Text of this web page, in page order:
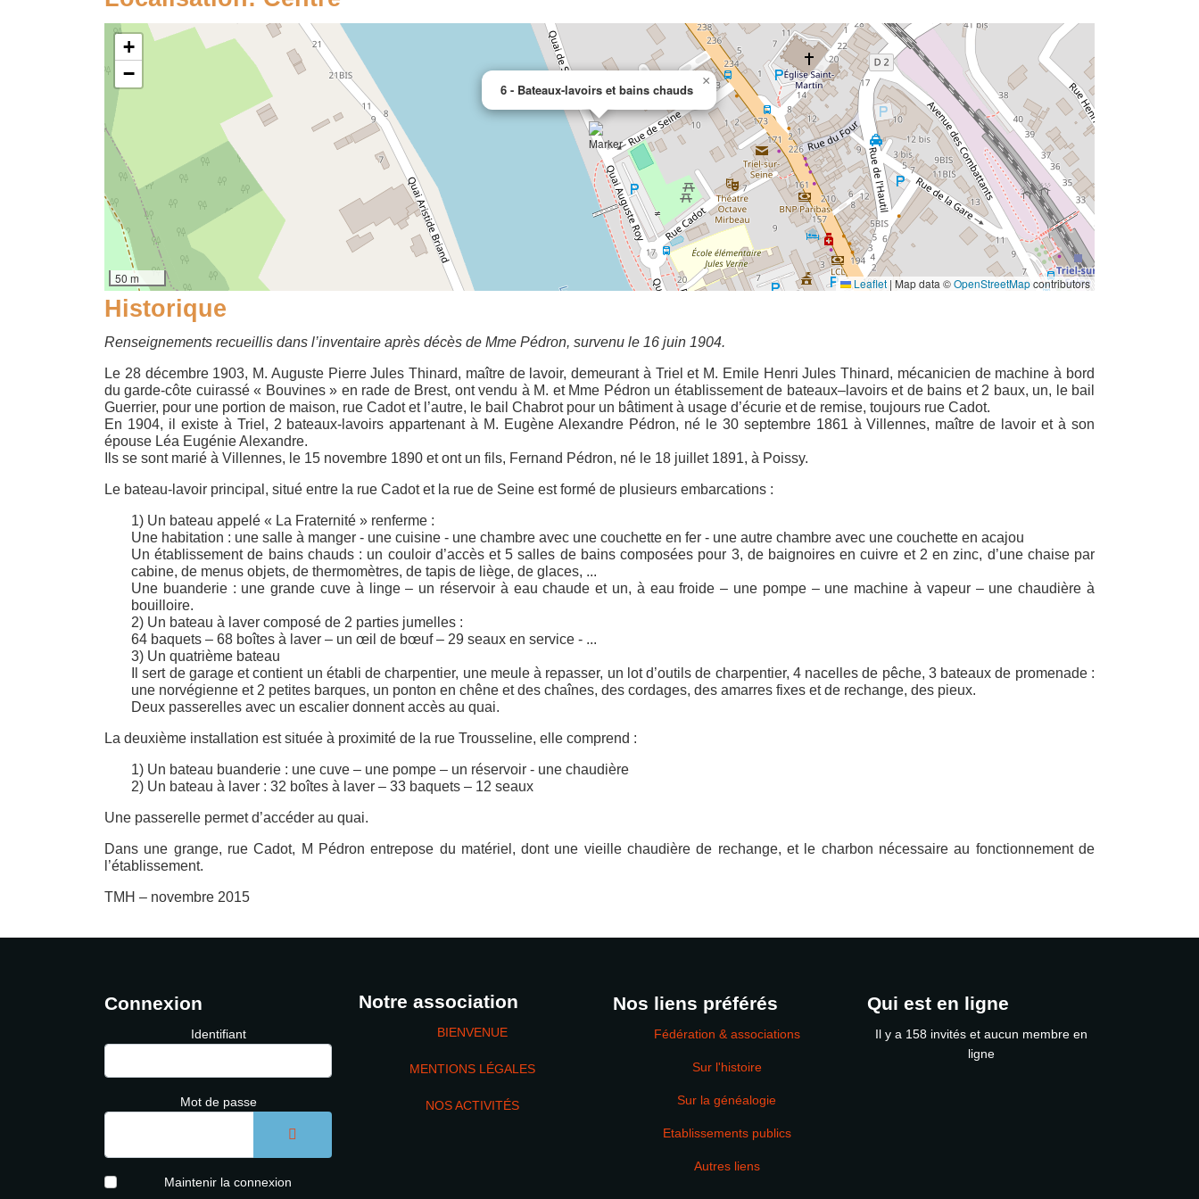
6 - Bateaux-lavoirs et bains chauds
×
+
−
50 m Leaflet | Map data ©OpenStreetMapcontributors
Historique
Renseignements recueillis dans l’inventaire après décès de Mme Pédron, survenu le 16 juin 1904.
Le 28 décembre 1903, M. Auguste Pierre Jules Thinard, maître de lavoir, demeurant à Triel et M. Emile Henri Jules Thinard, mécanicien de machine à bord
du garde-côte cuirassé « Bouvines » en rade de Brest, ont vendu à M. et Mme Pédron un établissement de bateaux–lavoirs et de bains et 2 baux, un, le bail
Guerrier, pour une portion de maison, rue Cadot et l’autre, le bail Chabrot pour un bâtiment à usage d’écurie et de remise, toujours rue Cadot.
En 1904, il existe à Triel, 2 bateaux-lavoirs appartenant à M. Eugène Alexandre Pédron, né le 30 septembre 1861 à Villennes, maître de lavoir et à son
épouse Léa Eugénie Alexandre.
Ils se sont marié à Villennes, le 15 novembre 1890 et ont un fils, Fernand Pédron, né le 18 juillet 1891, à Poissy.
Le bateau-lavoir principal, situé entre la rue Cadot et la rue de Seine est formé de plusieurs embarcations :
1) Un bateau appelé « La Fraternité » renferme :
Une habitation : une salle à manger - une cuisine - une chambre avec une couchette en fer - une autre chambre avec une couchette en acajou
Un établissement de bains chauds : un couloir d’accès et 5 salles de bains composées pour 3, de baignoires en cuivre et 2 en zinc, d’une chaise par
cabine, de menus objets, de thermomètres, de tapis de liège, de glaces, ...
Une buanderie : une grande cuve à linge – un réservoir à eau chaude et un, à eau froide – une pompe – une machine à vapeur – une chaudière à
bouilloire.
2) Un bateau à laver composé de 2 parties jumelles :
64 baquets – 68 boîtes à laver – un œil de bœuf – 29 seaux en service - ...
3) Un quatrième bateau
Il sert de garage et contient un établi de charpentier, une meule à repasser, un lot d’outils de charpentier, 4 nacelles de pêche, 3 bateaux de promenade :
une norvégienne et 2 petites barques, un ponton en chêne et des chaînes, des cordages, des amarres fixes et de rechange, des pieux.
Deux passerelles avec un escalier donnent accès au quai.
La deuxième installation est située à proximité de la rue Trousseline, elle comprend :
1) Un bateau buanderie : une cuve – une pompe – un réservoir - une chaudière
2) Un bateau à laver : 32 boîtes à laver – 33 baquets – 12 seaux
Une passerelle permet d’accéder au quai.
Dans une grange, rue Cadot, M Pédron entrepose du matériel, dont une vieille chaudière de rechange, et le charbon nécessaire au fonctionnement de
l’établissement.
TMH – novembre 2015
Connexion
Identifiant
Mot de passe
AFFICHER LE MOT DE PASSE
Maintenir la connexion
Notre association
BIENVENUE
MENTIONS LÉGALES
NOS ACTIVITÉS
Nos liens préférés
Fédération & associations
Sur l'histoire
Sur la généalogie
Etablissements publics
Autres liens
Qui est en ligne
Il y a 158 invités et aucun membre en
ligne